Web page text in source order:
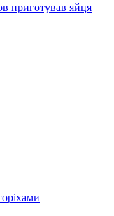
приготував яйця